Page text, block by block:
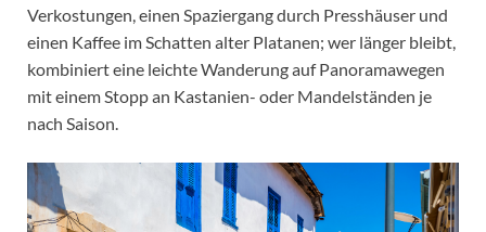
Verkostungen, einen Spaziergang durch Presshäuser und
einen Kaffee im Schatten alter Platanen; wer länger bleibt,
kombiniert eine leichte Wanderung auf Panoramawegen
mit einem Stopp an Kastanien- oder Mandelständen je
nach Saison.